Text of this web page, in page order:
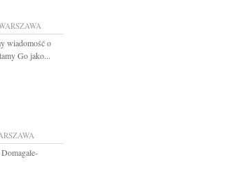
wiadomość o
Go jako...